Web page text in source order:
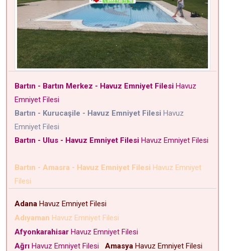
Bartın - Bartın Merkez - Havuz Emniyet Filesi Havuz
Emniyet Filesi
Bartın - Kurucaşile - Havuz Emniyet Filesi Havuz
Emniyet Filesi
Bartın - Ulus - Havuz Emniyet Filesi Havuz Emniyet Filesi
Bartın - Amasra - Havuz Emniyet Filesi Havuz Emniyet
Filesi
Adana Havuz Emniyet Filesi
Adıyaman Havuz Emniyet Filesi
Afyonkarahisar Havuz Emniyet Filesi
Ağrı Havuz Emniyet Filesi Amasya Havuz Emniyet Filesi